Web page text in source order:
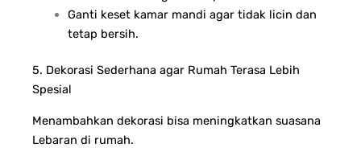
Ganti keset kamar mandi agar tidak licin dan
tetap bersih.
5. Dekorasi Sederhana agar Rumah Terasa Lebih
Spesial
Menambahkan dekorasi bisa meningkatkan suasana
Lebaran di rumah.